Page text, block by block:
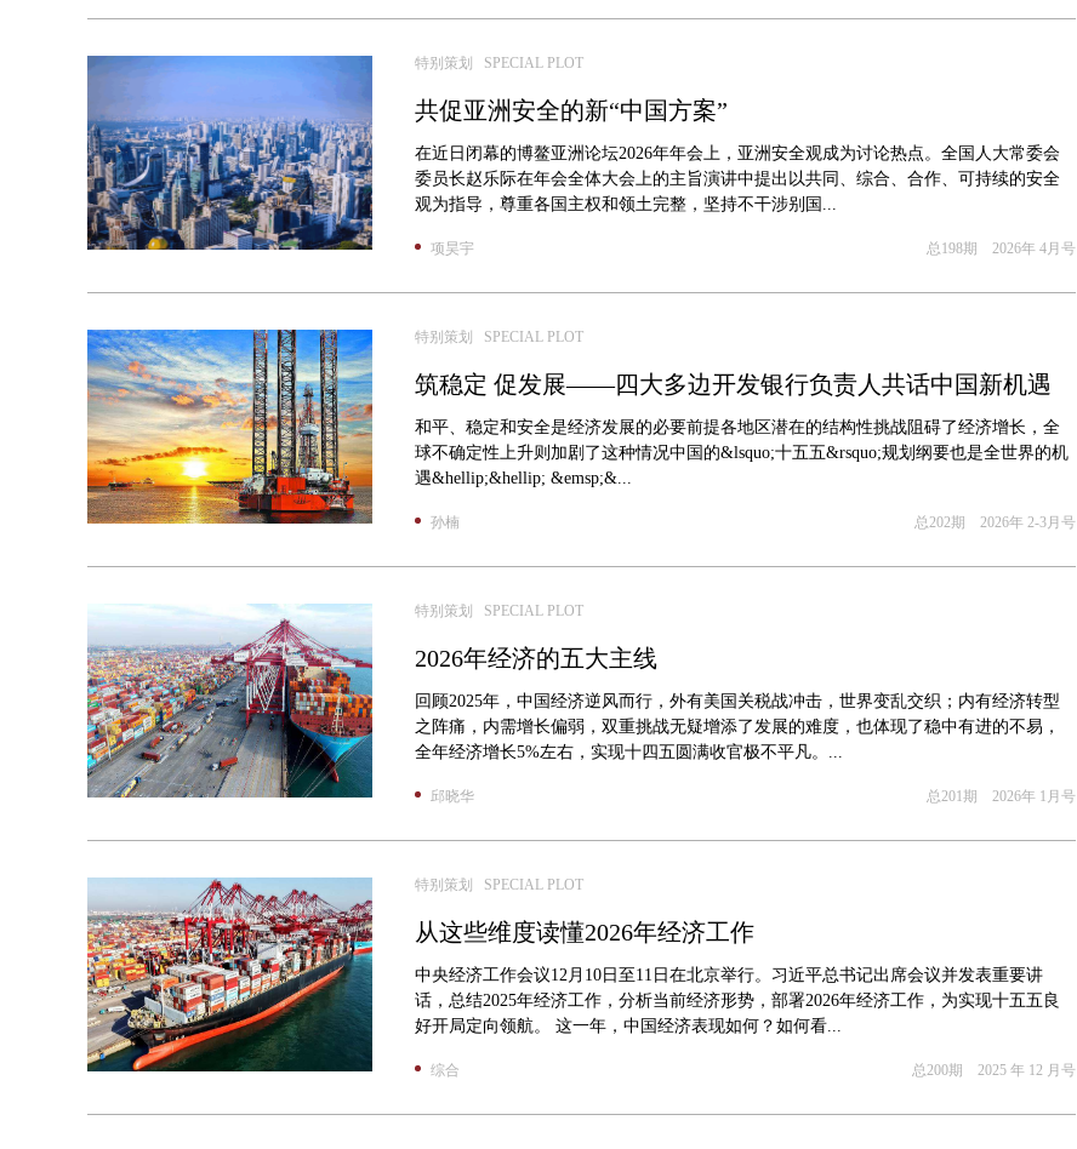
特别策划 SPECIAL PLOT
共促亚洲安全的新“中国方案”
在近日闭幕的博鳌亚洲论坛2026年年会上，亚洲安全观成为讨论热点。全国人大常委会
委员长赵乐际在年会全体大会上的主旨演讲中提出以共同、综合、合作、可持续的安全
观为指导，尊重各国主权和领土完整，坚持不干涉别国...
项昊宇 总198期 2026年 4月号
特别策划 SPECIAL PLOT
筑稳定 促发展——四大多边开发银行负责人共话中国新机遇
和平、稳定和安全是经济发展的必要前提各地区潜在的结构性挑战阻碍了经济增长，全
球不确定性上升则加剧了这种情况中国的&lsquo;十五五&rsquo;规划纲要也是全世界的机
遇&hellip;&hellip; &emsp;&...
孙楠 总202期 2026年 2-3月号
特别策划 SPECIAL PLOT
2026年经济的五大主线
回顾2025年，中国经济逆风而行，外有美国关税战冲击，世界变乱交织；内有经济转型
之阵痛，内需增长偏弱，双重挑战无疑增添了发展的难度，也体现了稳中有进的不易，
全年经济增长5%左右，实现十四五圆满收官极不平凡。...
邱晓华 总201期 2026年 1月号
特别策划 SPECIAL PLOT
从这些维度读懂2026年经济工作
中央经济工作会议12月10日至11日在北京举行。习近平总书记出席会议并发表重要讲
话，总结2025年经济工作，分析当前经济形势，部署2026年经济工作，为实现十五五良
好开局定向领航。 这一年，中国经济表现如何？如何看...
综合 总200期 2025 年 12 月号